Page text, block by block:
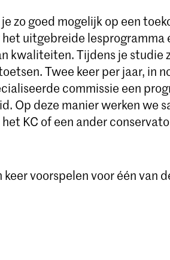
zo goed mogelijk op een
uitgebreide lesprogramma
kwaliteiten. Tijdens je studie
Twee keer per jaar, in
commissie een
Op deze manier werken we
KC of een ander
voorspelen voor één van